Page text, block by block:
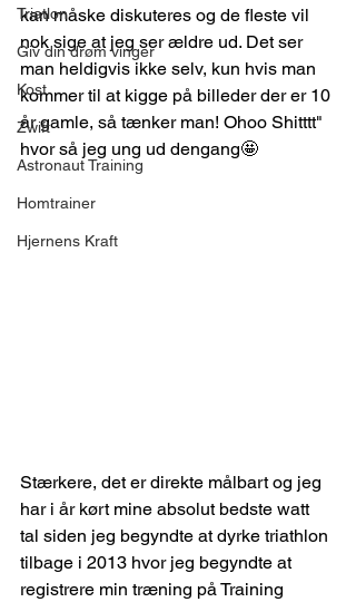
Triatlon
Giv din drøm vinger
Kost
Zwift
Astronaut Training
Homtrainer
Hjernens Kraft
kan måske diskuteres og de fleste vil
nok sige at jeg ser ældre ud. Det ser
man heldigvis ikke selv, kun hvis man
kommer til at kigge på billeder der er 10
år gamle, så tænker man! Ohoo Shitttt"
hvor så jeg ung ud dengang🤩
Stærkere, det er direkte målbart og jeg
har i år kørt mine absolut bedste watt
tal siden jeg begyndte at dyrke triathlon
tilbage i 2013 hvor jeg begyndte at
registrere min træning på Training